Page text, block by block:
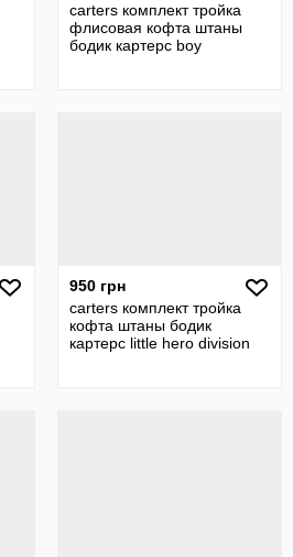
carters комплект тройка
флисовая кофта штаны
бодик картерс boy
950 грн
carters комплект тройка
кофта штаны бодик
картерс little hero division